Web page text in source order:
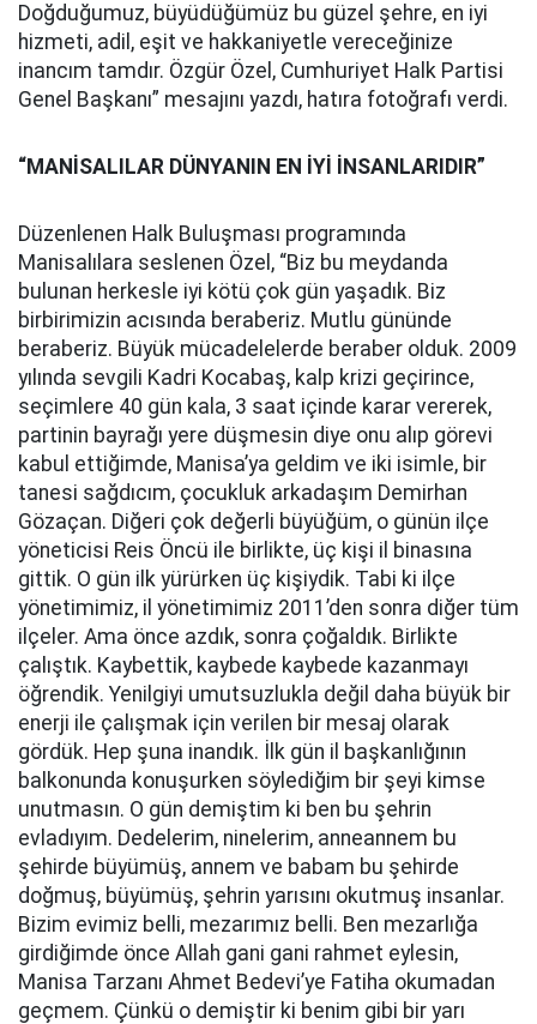
Doğduğumuz, büyüdüğümüz bu güzel şehre, en iyi
hizmeti, adil, eşit ve hakkaniyetle vereceğinize
inancım tamdır. Özgür Özel, Cumhuriyet Halk Partisi
Genel Başkanı” mesajını yazdı, hatıra fotoğrafı verdi.
“MANİSALILAR DÜNYANIN EN İYİ İNSANLARIDIR”
Düzenlenen Halk Buluşması programında
Manisalılara seslenen Özel, “Biz bu meydanda
bulunan herkesle iyi kötü çok gün yaşadık. Biz
birbirimizin acısında beraberiz. Mutlu gününde
beraberiz. Büyük mücadelelerde beraber olduk. 2009
yılında sevgili Kadri Kocabaş, kalp krizi geçirince,
seçimlere 40 gün kala, 3 saat içinde karar vererek,
partinin bayrağı yere düşmesin diye onu alıp görevi
kabul ettiğimde, Manisa’ya geldim ve iki isimle, bir
tanesi sağdıcım, çocukluk arkadaşım Demirhan
Gözaçan. Diğeri çok değerli büyüğüm, o günün ilçe
yöneticisi Reis Öncü ile birlikte, üç kişi il binasına
gittik. O gün ilk yürürken üç kişiydik. Tabi ki ilçe
yönetimimiz, il yönetimimiz 2011’den sonra diğer tüm
ilçeler. Ama önce azdık, sonra çoğaldık. Birlikte
çalıştık. Kaybettik, kaybede kaybede kazanmayı
öğrendik. Yenilgiyi umutsuzlukla değil daha büyük bir
enerji ile çalışmak için verilen bir mesaj olarak
gördük. Hep şuna inandık. İlk gün il başkanlığının
balkonunda konuşurken söylediğim bir şeyi kimse
unutmasın. O gün demiştim ki ben bu şehrin
evladıyım. Dedelerim, ninelerim, anneannem bu
şehirde büyümüş, annem ve babam bu şehirde
doğmuş, büyümüş, şehrin yarısını okutmuş insanlar.
Bizim evimiz belli, mezarımız belli. Ben mezarlığa
girdiğimde önce Allah gani gani rahmet eylesin,
Manisa Tarzanı Ahmet Bedevi’ye Fatiha okumadan
geçmem. Çünkü o demiştir ki benim gibi bir yarı